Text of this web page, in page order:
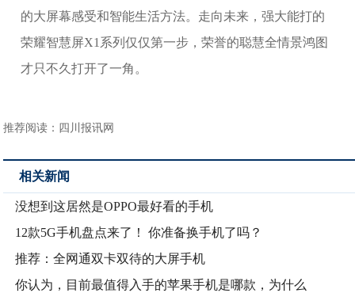
的大屏幕感受和智能生活方法。走向未来，强大能打的
荣耀智慧屏X1系列仅仅第一步，荣誉的聪慧全情景鸿图
才只不久打开了一角。
推荐阅读： 四川报讯网
相关新闻
没想到这居然是OPPO最好看的手机
12款5G手机盘点来了！ 你准备换手机了吗？
推荐：全网通双卡双待的大屏手机
你认为，目前最值得入手的苹果手机是哪款，为什么